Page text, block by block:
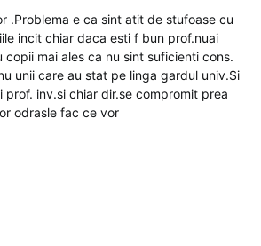
.Problema e ca sint atit de stufoase cu
incit chiar daca esti f bun prof.nuai
mai ales ca nu sint suficienti cons.
unii care au stat pe linga gardul univ.Si
prof. inv.si chiar dir.se compromit prea
odrasle fac ce vor